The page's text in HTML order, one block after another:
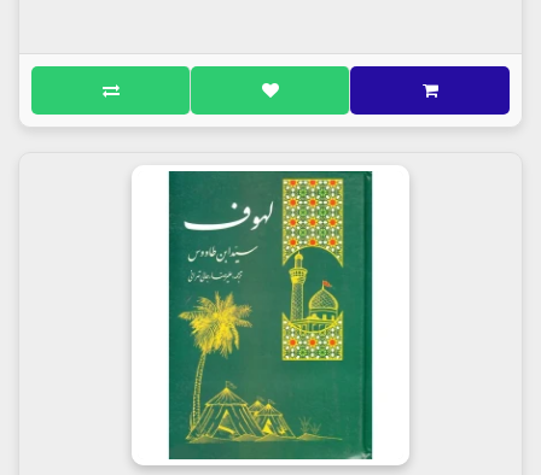
ويژگي‌هاي قمر بني هاشم علیه السلام)
خصائص العباسيه؛ زندگي‌نامه و ويژگي‌هاي قمر بني
زندگي، رفتارها، صفات، فرزندان و رشادت‌هاي قمر
بني‌هاشم مي‌پردازد. مؤلف كتاب محمد ابراهيم كلباسي
نجفي است. كتاب اصلاً به زبان عربي نوشته شده و محمد
اسكندري آن را به فارسي ترجمه كرده است. باب اول
درباره خصايص و امتيازات نسب حضرت ابوالفضل است.
باب دوم درباره فضايل حضرت ام البنين است. مؤلف در
باب سوم به برادران و خواهران حضرت ابوالفضل
مي‌پردازد. خصايص و امتيازات اسم، كنيه، القاب، مناقب
و وجاهت آن حضرت مسائلي است كه در باب پنجم درباره
آن‌ها بحث مي‌شود. كتاب "خصائص العباسيه؛ زندگي‌نامه
منتشر كرده است.